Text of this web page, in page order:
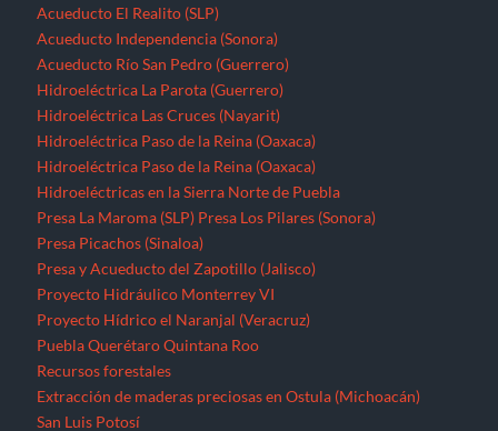
Acueducto El Realito (SLP)
Acueducto Independencia (Sonora)
Acueducto Río San Pedro (Guerrero)
Hidroeléctrica La Parota (Guerrero)
Hidroeléctrica Las Cruces (Nayarit)
Hidroeléctrica Paso de la Reina (Oaxaca)
Hidroeléctrica Paso de la Reina (Oaxaca)
Hidroeléctricas en la Sierra Norte de Puebla
Presa La Maroma (SLP) Presa Los Pilares (Sonora)
Presa Picachos (Sinaloa)
Presa y Acueducto del Zapotillo (Jalisco)
Proyecto Hidráulico Monterrey VI
Proyecto Hídrico el Naranjal (Veracruz)
Puebla Querétaro Quintana Roo
Recursos forestales
Extracción de maderas preciosas en Ostula (Michoacán)
San Luis Potosí